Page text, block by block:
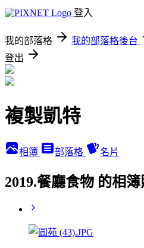
登入
我的部落格 我的部落格後台
登出
複製凱特
相簿 部落格 名片
2019.餐廳食物 的相簿